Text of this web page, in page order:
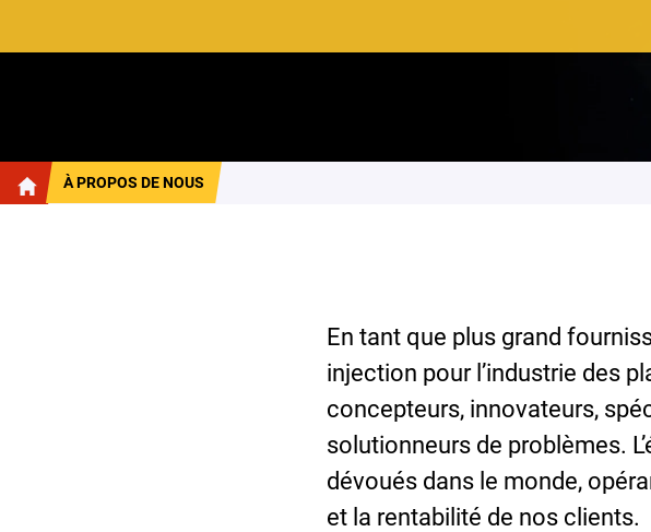
À PROPOS DE NOUS
En tant que plus grand
injection pour l’industrie des
concepteurs, innovateurs,
solutionneurs de problèmes.
dévoués dans le monde,
et la rentabilité de nos clients.